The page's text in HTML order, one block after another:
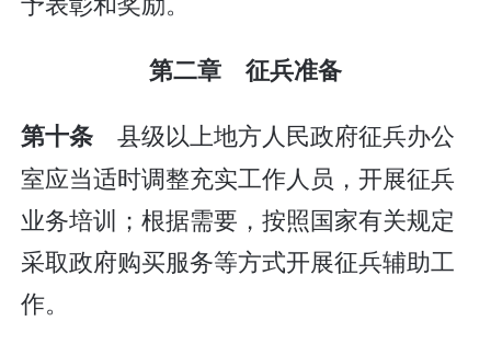
第二章 征兵准备
第十条 县级以上地方人民政府征兵办公
室应当适时调整充实工作人员，开展征兵
业务培训；根据需要，按照国家有关规定
采取政府购买服务等方式开展征兵辅助工
作。